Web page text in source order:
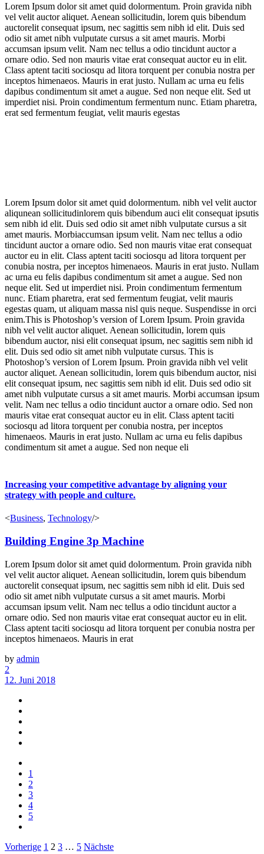
Lorem Ipsum dolor sit amet quid dolormentum. Proin gravida nibh
vel velit auctor aliquet. Aenean sollicitudin, lorem quis bibendum
auctorelit consequat ipsum, nec sagittis sem nibh id elit. Duis sed
odio sit amet nibh vulputate cursus a sit amet mauris. Morbi
accumsan ipsum velit. Nam nec tellus a odio tincidunt auctor a
ornare odio. Sed non mauris vitae erat consequat auctor eu in elit.
Class aptent taciti sociosqu ad litora torquent per conubia nostra per
inceptos himenaeos. Mauris in erat justo. Nullam ac urna eu felis
dapibus condimentum sit amet a augue. Sed non neque elit. Sed ut
imperdiet nisi. Proin condimentum fermentum nunc. Etiam pharetra,
erat sed fermentum feugiat, velit mauris egestas
Lorem Ipsum dolor sit amet quid dolormentum. nibh vel velit auctor
aliqunean sollicitudinlorem quis bibendum auci elit consequat ipsutis
sem nibh id elit. Duis sed odio sit amet nibh vulputate cursus a sit
amet mauris. Morbiaccumsan ipsum velit. Nam nec tellus a odio
tincidunt auctor a ornare odio. Sed non mauris vitae erat consequat
auctor eu in elit. Class aptent taciti sociosqu ad litora torquent per
conubia nostra, per inceptos himenaeos. Mauris in erat justo. Nullam
ac urna eu felis dapibus condimentum sit amet a augue. Sed non
neque elit. Sed ut imperdiet nisi. Proin condimentum fermentum
nunc. Etiam pharetra, erat sed fermentum feugiat, velit mauris
egestas quam, ut aliquam massa nisl quis neque. Suspendisse in orci
enim.This is Photoshop’s version of Lorem Ipsum. Proin gravida
nibh vel velit auctor aliquet. Aenean sollicitudin, lorem quis
bibendum auctor, nisi elit consequat ipsum, nec sagittis sem nibh id
elit. Duis sed odio sit amet nibh vulputate cursus. This is
Photoshop’s version of Lorem Ipsum. Proin gravida nibh vel velit
auctor aliquet. Aenean sollicitudin, lorem quis bibendum auctor, nisi
elit consequat ipsum, nec sagittis sem nibh id elit. Duis sed odio sit
amet nibh vulputate cursus a sit amet mauris. Morbi accumsan ipsum
velit. Nam nec tellus a odio tincidunt auctor a ornare odio. Sed non
mauris vitae erat consequat auctor eu in elit. Class aptent taciti
sociosqu ad litora torquent per conubia nostra, per inceptos
himenaeos. Mauris in erat justo. Nullam ac urna eu felis dapibus
condimentum sit amet a augue. Sed non neque eli
Increasing your competitive advantage by aligning your
strategy with people and culture.
<Business, Technology/>
Building Engine 3p Machine
Lorem Ipsum dolor sit amet quid dolormentum. Proin gravida nibh
vel velit auctor aliquet. Aenean sollicitudin, lorem quis bibendum
auctorelit consequat ipsum, nec sagittis sem nibh id elit. Duis sed
odio sit amet nibh vulputate cursus a sit amet mauris. Morbi
accumsan ipsum velit. Nam nec tellus a odio tincidunt auctor a
ornare odio. Sed non mauris vitae erat consequat auctor eu in elit.
Class aptent taciti sociosqu ad litora torquent per conubia nostra per
inceptos himenaeos. Mauris in erat
by admin
2
12. Juni 2018
1
2
3
4
5
Beitragsnavigation
Vorherige 1 2 3 … 5 Nächste